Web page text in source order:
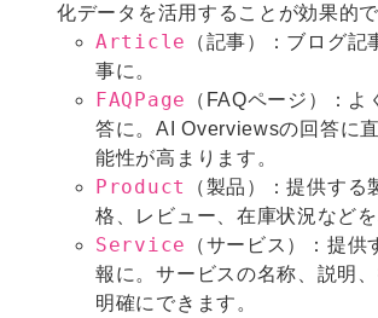
化データを活用することが効果的で
Article
（記事）：ブログ記
事に。
FAQPage
（FAQページ）：よ
答に。AI Overviewsの回答に
能性が高まります。
Product
（製品）：提供する
格、レビュー、在庫状況などを
Service
（サービス）：提供
報に。サービスの名称、説明
明確にできます。